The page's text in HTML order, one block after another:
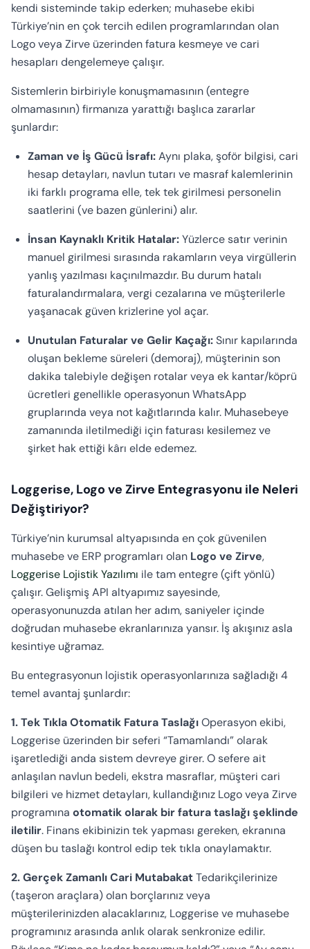
kendi sisteminde takip ederken; muhasebe ekibi
Türkiye’nin en çok tercih edilen programlarından olan
Logo veya Zirve üzerinden fatura kesmeye ve cari
hesapları dengelemeye çalışır.
Sistemlerin birbiriyle konuşmamasının (entegre
olmamasının) firmanıza yarattığı başlıca zararlar
şunlardır:
Zaman ve İş Gücü İsrafı:Aynı plaka, şoför bilgisi, cari
hesap detayları, navlun tutarı ve masraf kalemlerinin
iki farklı programa elle, tek tek girilmesi personelin
saatlerini (ve bazen günlerini) alır.
İnsan Kaynaklı Kritik Hatalar:Yüzlerce satır verinin
manuel girilmesi sırasında rakamların veya virgüllerin
yanlış yazılması kaçınılmazdır. Bu durum hatalı
faturalandırmalara, vergi cezalarına ve müşterilerle
yaşanacak güven krizlerine yol açar.
Unutulan Faturalar ve Gelir Kaçağı:Sınır kapılarında
oluşan bekleme süreleri (demoraj), müşterinin son
dakika talebiyle değişen rotalar veya ek kantar/köprü
ücretleri genellikle operasyonun WhatsApp
gruplarında veya not kağıtlarında kalır. Muhasebeye
zamanında iletilmediği için faturası kesilemez ve
şirket hak ettiği kârı elde edemez.
Loggerise, Logo ve Zirve Entegrasyonu ile Neleri
Değiştiriyor?
Türkiye’nin kurumsal altyapısında en çok güvenilen
muhasebe ve ERP programları olan Logo ve Zirve,
Loggerise Lojistik Yazılımı ile tam entegre (çift yönlü)
çalışır. Gelişmiş API altyapımız sayesinde,
operasyonunuzda atılan her adım, saniyeler içinde
doğrudan muhasebe ekranlarınıza yansır. İş akışınız asla
kesintiye uğramaz.
Bu entegrasyonun lojistik operasyonlarınıza sağladığı 4
temel avantaj şunlardır:
1. Tek Tıkla Otomatik Fatura TaslağıOperasyon ekibi,
Loggerise üzerinden bir seferi “Tamamlandı” olarak
işaretlediği anda sistem devreye girer. O sefere ait
anlaşılan navlun bedeli, ekstra masraflar, müşteri cari
bilgileri ve hizmet detayları, kullandığınız Logo veya Zirve
programına otomatik olarak bir fatura taslağı şeklinde
iletilir. Finans ekibinizin tek yapması gereken, ekranına
düşen bu taslağı kontrol edip tek tıkla onaylamaktır.
2. Gerçek Zamanlı Cari MutabakatTedarikçilerinize
(taşeron araçlara) olan borçlarınız veya
müşterilerinizden alacaklarınız, Loggerise ve muhasebe
programınız arasında anlık olarak senkronize edilir.